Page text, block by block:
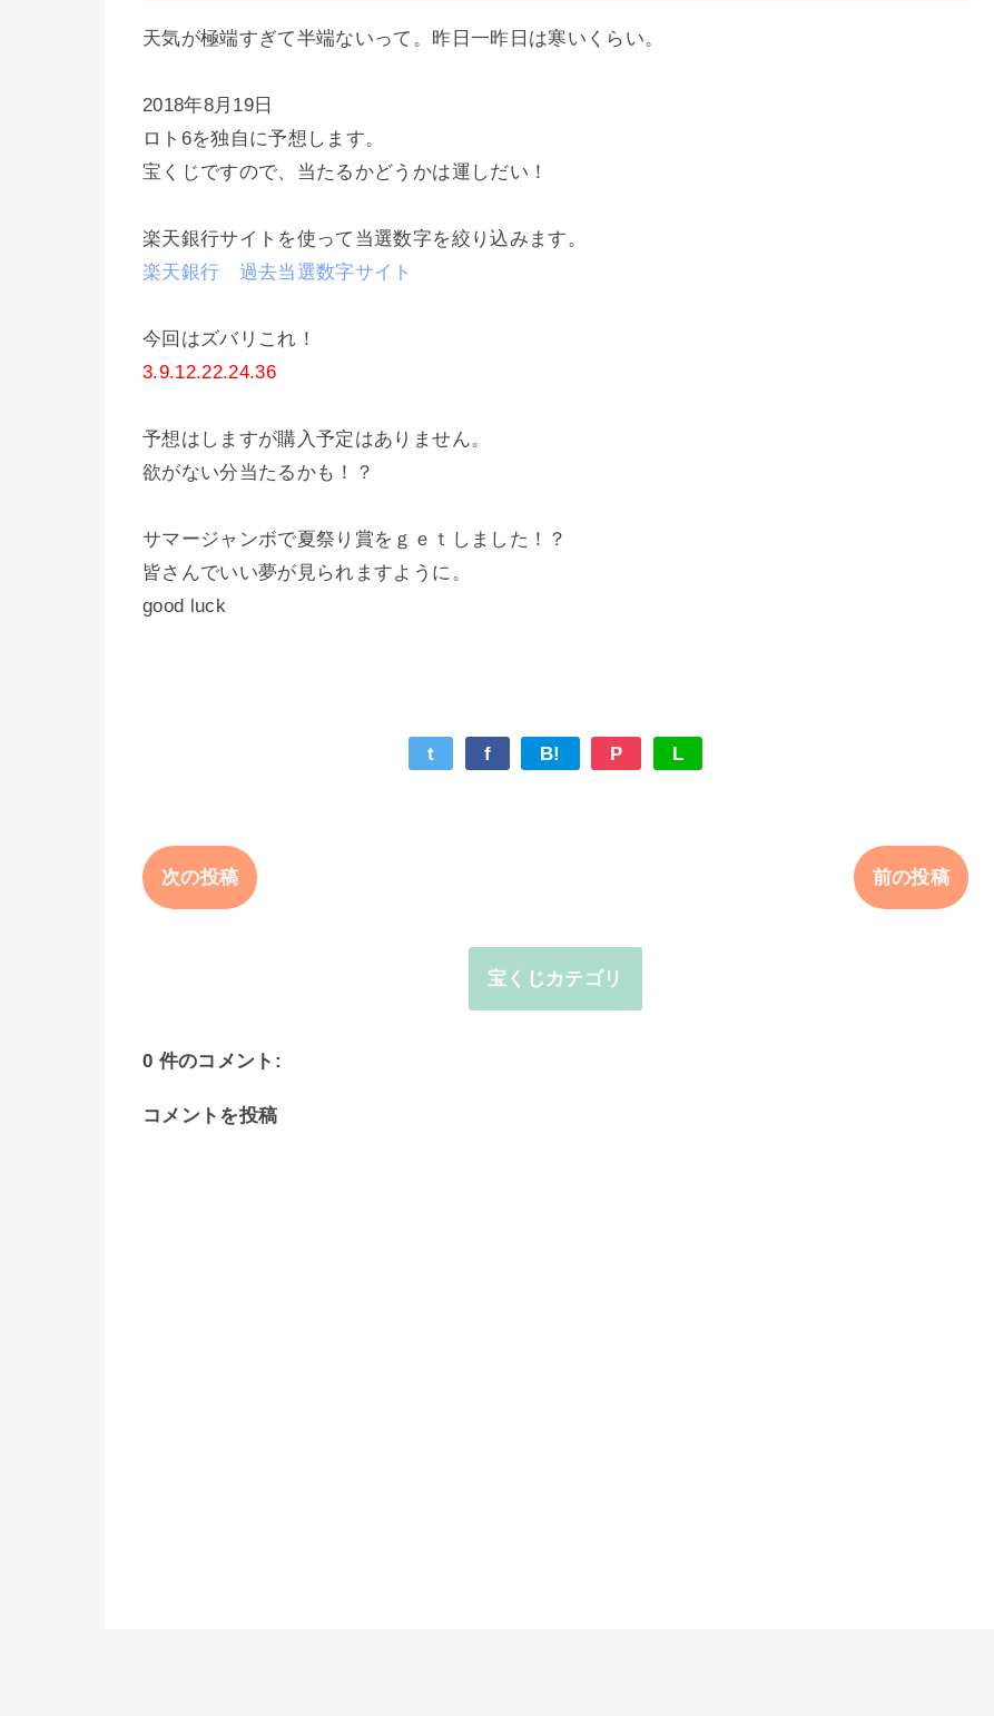
天気が極端すぎて半端ないって。昨日一昨日は寒いくらい。
2018年8月19日
ロト6を独自に予想します。
宝くじですので、当たるかどうかは運しだい！
楽天銀行サイトを使って当選数字を絞り込みます。
楽天銀行 過去当選数字サイト
今回はズバリこれ！
3.9.12.22.24.36
予想はしますが購入予定はありません。
欲がない分当たるかも！？
サマージャンボで夏祭り賞をｇｅｔしました！？
皆さんでいい夢が見られますように。
good luck
t f B! P L
次の投稿 前の投稿
宝くじカテゴリ
0 件のコメント:
コメントを投稿